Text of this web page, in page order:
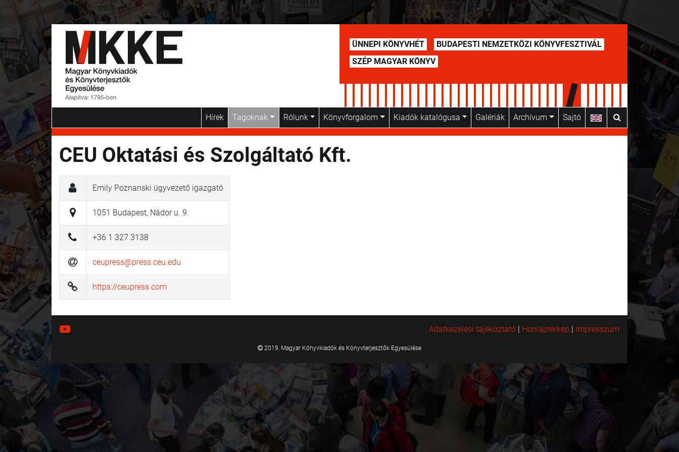
ÜNNEPI KÖNYVHÉT
BUDAPESTI NEMZETKÖZI KÖNYVFESZTIVÁL
SZÉP MAGYAR KÖNYV
Hírek Tagoknak Rólunk Könyvforgalom Kiadók katalógusa Galériák Archívum Sajtó
CEU Oktatási és Szolgáltató Kft.
Emily Poznanski ügyvezető igazgató
1051 Budapest, Nádor u. 9.
+36 1 327 3138
ceupress@press.ceu.edu
https://ceupress.com
Adatkezelési tájékoztató | Honlaptérkép | Impresszum
2019, Magyar Könyvkiadók és Könyvterjesztők Egyesülése